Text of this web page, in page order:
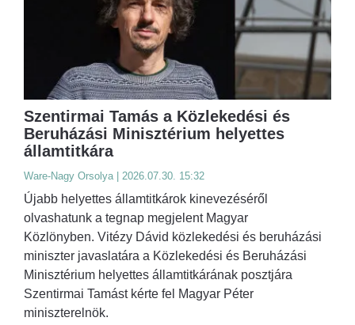
Szentirmai Tamás a Közlekedési és
Beruházási Minisztérium helyettes
államtitkára
Ware-Nagy Orsolya | 2026.07.30. 15:32
Újabb helyettes államtitkárok kinevezéséről
olvashatunk a tegnap megjelent Magyar
Közlönyben. Vitézy Dávid közlekedési és beruházási
miniszter javaslatára a Közlekedési és Beruházási
Minisztérium helyettes államtitkárának posztjára
Szentirmai Tamást kérte fel Magyar Péter
miniszterelnök.